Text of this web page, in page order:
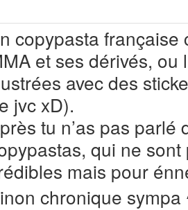
copypasta
et ses dérivés,
avec des
jvc xD).
tu n’as pas
qui ne
mais pour
chronique sympa